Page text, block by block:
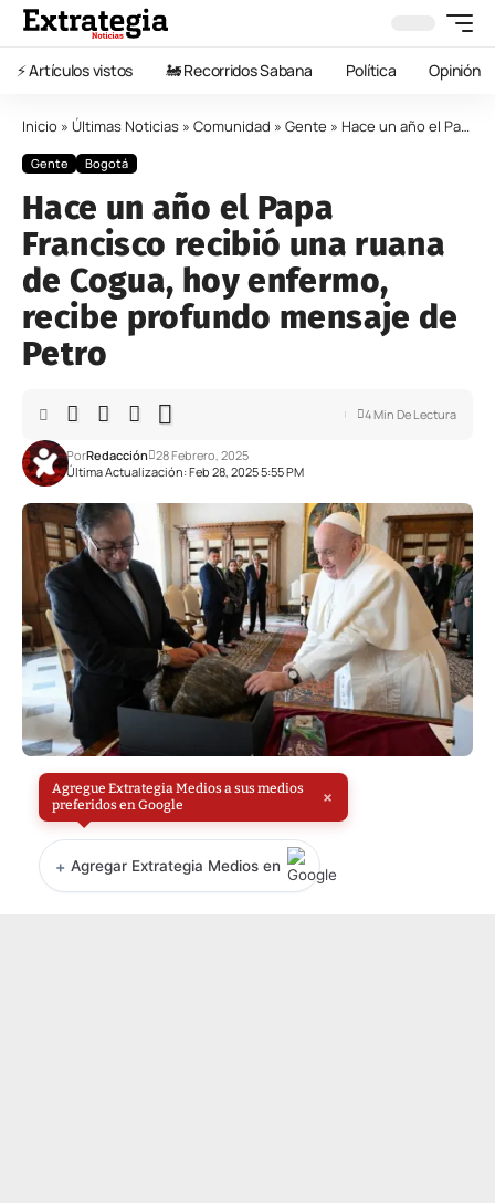
⚡️ Artículos vistos 🚂 Recorridos Sabana Política Opinión
Inicio » Últimas Noticias » Comunidad » Gente » Hace un año el Papa Francisco recibió una ruana de Cogua, hoy enfermo, recibe profundo mensaje de Petro
Gente Bogotá
Hace un año el Papa
Francisco recibió una ruana
de Cogua, hoy enfermo,
recibe profundo mensaje de
Petro
Última Actualización: Feb 28, 2025 5:55 PM
PorRedacción 28 Febrero, 2025
4 Min De Lectura
Agregue Extrategia Medios a sus medios
preferidos en Google
×
+ Agregar Extrategia Medios en